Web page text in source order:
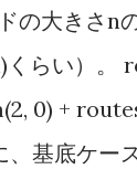
の大きさn
らい）。
0) +
基底ケー